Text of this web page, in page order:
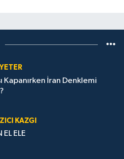
Kapanırken İran Denklemi
KAZGI
ELE